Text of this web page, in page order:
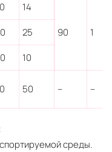
14
90
1
25
10
50 – –
среды.